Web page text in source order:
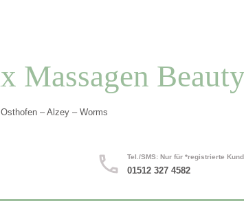
Massagen
– Alzey – Worms
Tel./SMS: Nur für *registrierte
01512 327 4582